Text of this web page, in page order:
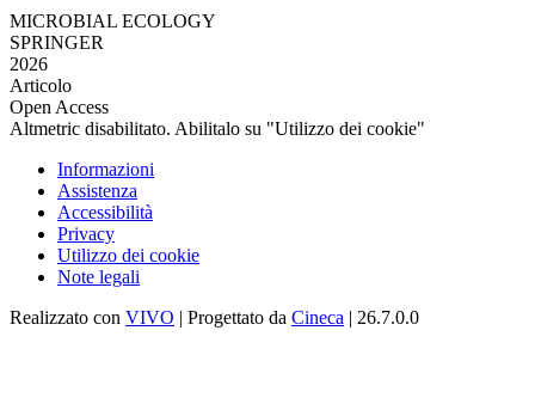
MICROBIAL ECOLOGY
SPRINGER
2026
Articolo
Open Access
Altmetric disabilitato. Abilitalo su "Utilizzo dei cookie"
Informazioni
Assistenza
Accessibilità
Privacy
Utilizzo dei cookie
Note legali
Realizzato con VIVO | Progettato da Cineca | 26.7.0.0